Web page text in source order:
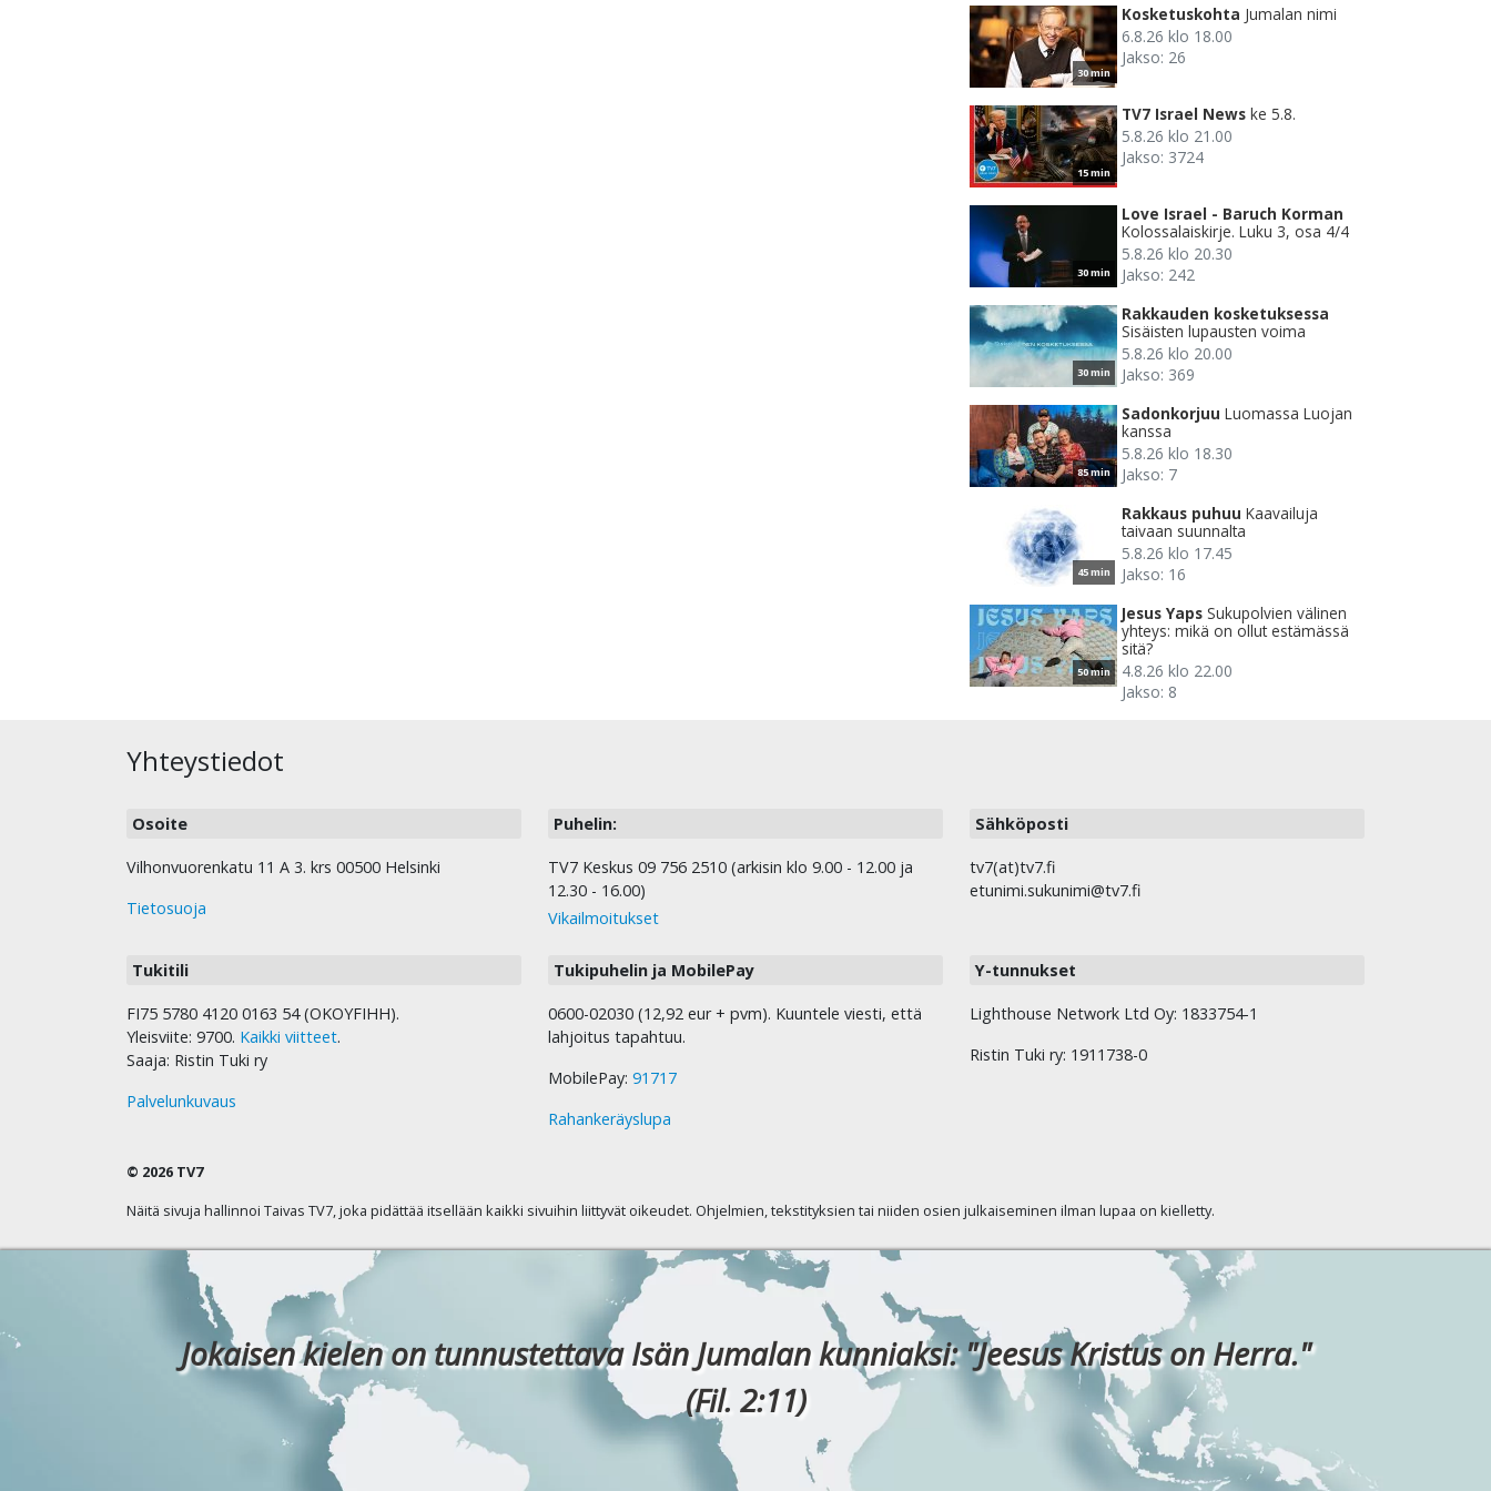
30 min
Kosketuskohta Jumalan nimi
6.8.26 klo 18.00
Jakso: 26
15 min
TV7 Israel News ke 5.8.
5.8.26 klo 21.00
Jakso: 3724
30 min
Love Israel - Baruch Korman
Kolossalaiskirje. Luku 3, osa 4/4
5.8.26 klo 20.30
Jakso: 242
30 min
Rakkauden kosketuksessa
Sisäisten lupausten voima
5.8.26 klo 20.00
Jakso: 369
85 min
Sadonkorjuu Luomassa Luojan
kanssa
5.8.26 klo 18.30
Jakso: 7
45 min
Rakkaus puhuu Kaavailuja
taivaan suunnalta
5.8.26 klo 17.45
Jakso: 16
50 min
Jesus Yaps Sukupolvien välinen
yhteys: mikä on ollut estämässä
sitä?
4.8.26 klo 22.00
Jakso: 8
Yhteystiedot
Osoite
Vilhonvuorenkatu 11 A 3. krs 00500 Helsinki
Tietosuoja
Puhelin:
TV7 Keskus 09 756 2510 (arkisin klo 9.00 - 12.00 ja
12.30 - 16.00)
Vikailmoitukset
Sähköposti
tv7(at)tv7.fi
etunimi.sukunimi@tv7.fi
Tukitili
FI75 5780 4120 0163 54 (OKOYFIHH).
Yleisviite: 9700. Kaikki viitteet.
Saaja: Ristin Tuki ry
Palvelunkuvaus
Tukipuhelin ja MobilePay
0600-02030 (12,92 eur + pvm). Kuuntele viesti, että
lahjoitus tapahtuu.
MobilePay: 91717
Rahankeräyslupa
Y-tunnukset
Lighthouse Network Ltd Oy: 1833754-1
Ristin Tuki ry: 1911738-0
© 2026 TV7
Näitä sivuja hallinnoi Taivas TV7, joka pidättää itsellään kaikki sivuihin liittyvät oikeudet. Ohjelmien, tekstityksien tai niiden osien julkaiseminen ilman lupaa on kielletty.
Jokaisen kielen on tunnustettava Isän Jumalan kunniaksi: "Jeesus Kristus on Herra."
(Fil. 2:11)